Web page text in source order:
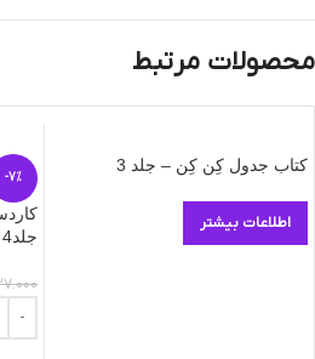
محصولات مرتبط
کتاب جدول کِن کِن – جلد 3
اطلاعات بیشتر
-7%
جلد4